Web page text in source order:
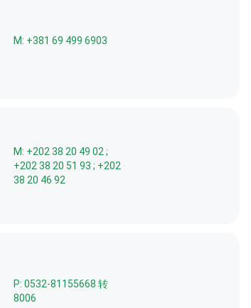
M: +381 69 499 6903
M: +202 38 20 49 02 ;
+202 38 20 51 93 ; +202
38 20 46 92
P: 0532-81155668 转
8006